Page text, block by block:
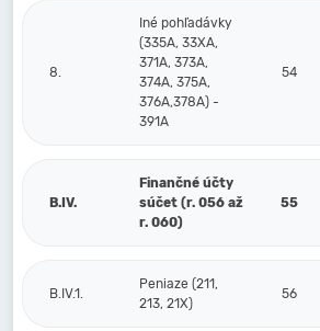
8.
Iné pohľadávky
(335A, 33XA,
371A, 373A,
374A, 375A,
376A,378A) -
391A
54
B.IV.
Finančné účty
súčet (r. 056 až
r. 060)
55
B.IV.1.
Peniaze (211,
213, 21X)
56